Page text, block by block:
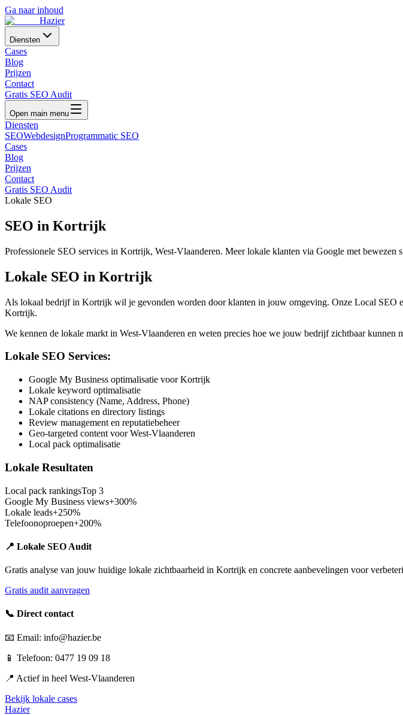
Ga naar inhoud
Hazier
Diensten
Cases
Blog
Prijzen
Contact
Gratis SEO Audit
Open main menu
Diensten
SEOWebdesignProgrammatic SEO
Cases
Blog
Prijzen
Contact
Gratis SEO Audit
Lokale SEO
SEO in Kortrijk
Professionele SEO services in Kortrijk, West-Vlaanderen. Meer lokale klanten via Google met bewezen
Lokale SEO in Kortrijk
Als lokaal bedrijf in Kortrijk wil je gevonden worden door klanten in jouw omgeving. Onze Local SEO
Kortrijk.
We kennen de lokale markt in West-Vlaanderen en weten precies hoe we jouw bedrijf zichtbaar kunnen
Lokale SEO Services:
Google My Business optimalisatie voor Kortrijk
Lokale keyword optimalisatie
NAP consistency (Name, Address, Phone)
Lokale citations en directory listings
Review management en reputatiebeheer
Geo-targeted content voor West-Vlaanderen
Local pack optimalisatie
Lokale Resultaten
Local pack rankingsTop 3
Google My Business views+300%
Lokale leads+250%
Telefoonoproepen+200%
📍 Lokale SEO Audit
Gratis analyse van jouw huidige lokale zichtbaarheid in Kortrijk en concrete aanbevelingen voor
Gratis audit aanvragen
📞 Direct contact
📧 Email: info@hazier.be
📱 Telefoon: 0477 19 09 18
📍 Actief in heel West-Vlaanderen
Bekijk lokale cases
Hazier